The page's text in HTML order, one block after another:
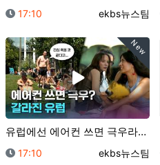
등록일
17:10 등록자
ekbs뉴스팀
New
유럽에선 에어컨 쓰면 극우라고요??｜크랩
등록일
17:10 등록자
ekbs뉴스팀